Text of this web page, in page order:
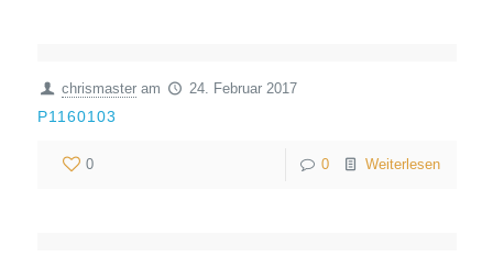
chrismaster am 24. Februar 2017
P1160103
0 0 Weiterlesen